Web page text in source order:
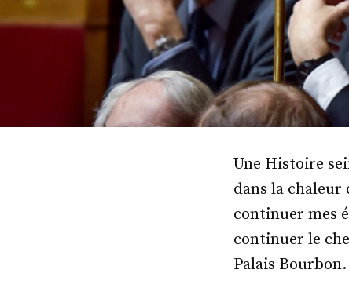
Une Histoire
dans la chaleur
continuer mes
continuer le
Palais